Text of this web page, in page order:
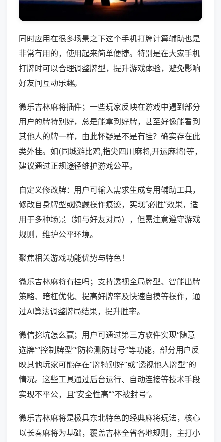
同时应用在很多场景之下这个手机打牌计算辅助也是
非常有用的，使用起来简单便捷。特别是在大家手机
打牌时可以合理调整牌型，提升游戏体验，避免影响
好友间互动乐趣。
微乐吉林麻将插件；一些玩家反映在游戏中遇到部分
用户的牌特别好，总是能拿到好牌，甚至好像能看到
其他人的牌一样，由此怀疑是不是有挂？确实存在此
类外挂。如(同城游比鸡,指尖四川麻将,开运麻将)等，
建议通过正规途径维护游戏公平。
自定义修改牌：用户可输入需求生成专用辅助工具，
修改自身牌型或隐藏操作痕迹，实现“必胜”效果，适
用于多种场景（如与好友对局），但需注意遵守游戏
规则，维护公平环境。
聚焦相关游戏功能优势与特色！
微乐吉林麻将有挂吗；支持透视全局牌型、智能出牌
策略、暗杠优化、提高好牌率及快速自摸等操作，通
过AI算法调整牌局结果，提升胜率。
微信挖坑怎么赢；用户可通过第三方软件实现“随意
选牌”“控制牌型”“防检测防封号”等功能，部分用户反
映其他玩家可能存在“牌特别好”或“透视他人牌型”的
情况。这些工具通过后台运行、自动连接等技术手段
实现不平公，且“安全性高”“不被封号”。
微乐吉林麻将是极具东北特色的经典麻将玩法，核心
以长春麻将为基础，覆盖吉林全省各地规则，主打小